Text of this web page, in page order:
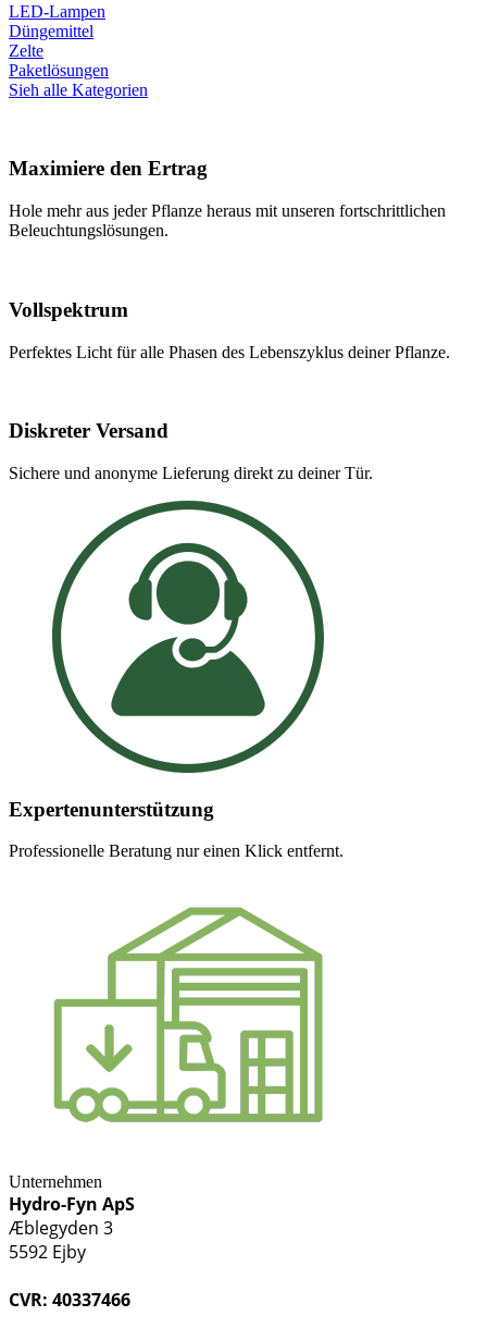
LED-Lampen
Düngemittel
Zelte
Paketlösungen
Sieh alle Kategorien
Maximiere den Ertrag
Hole mehr aus jeder Pflanze heraus mit unseren fortschrittlichen
Beleuchtungslösungen.
Vollspektrum
Perfektes Licht für alle Phasen des Lebenszyklus deiner Pflanze.
Diskreter Versand
Sichere und anonyme Lieferung direkt zu deiner Tür.
Expertenunterstützung
Professionelle Beratung nur einen Klick entfernt.
Unternehmen
Hydro-Fyn ApS
Æblegyden 3
5592 Ejby
CVR: 40337466